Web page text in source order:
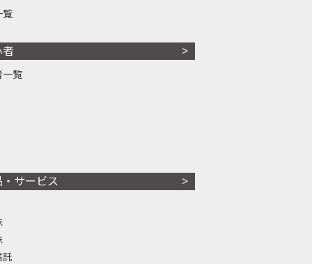
覧
一覧
サービス
託